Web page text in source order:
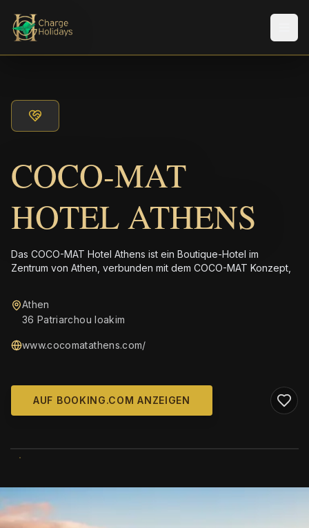
COCO-MAT
HOTEL ATHENS
Das COCO-MAT Hotel Athens ist ein Boutique-Hotel im
Zentrum von Athen, verbunden mit dem COCO-MAT Konzept,
Athen
36 Patriarchou Ioakim
www.cocomatathens.com/
AUF BOOKING.COM ANZEIGEN